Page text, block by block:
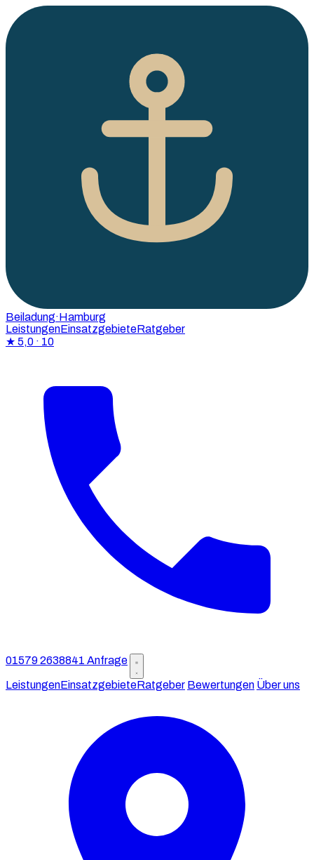
Beiladung·Hamburg
LeistungenEinsatzgebieteRatgeber
★ 5,0 · 10
01579 2638841 Anfrage
LeistungenEinsatzgebieteRatgeber Bewertungen Über uns